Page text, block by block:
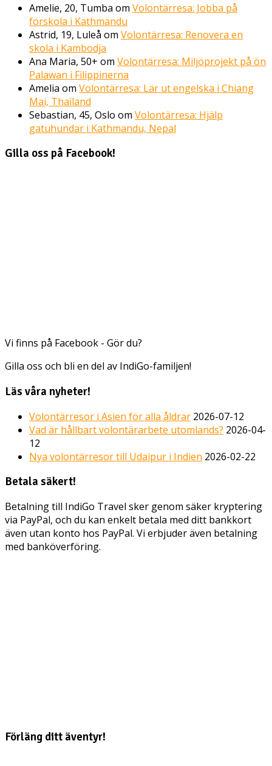
Amelie, 20, Tumba om Volontärresa: Jobba på
förskola i Kathmandu
Astrid, 19, Luleå om Volontärresa: Renovera en
skola i Kambodja
Ana Maria, 50+ om Volontärresa: Miljöprojekt på ön
Palawan i Filippinerna
Amelia om Volontärresa: Lär ut engelska i Chiang
Mai, Thailand
Sebastian, 45, Oslo om Volontärresa: Hjälp
gatuhundar i Kathmandu, Nepal
Gilla oss på Facebook!
Vi finns på Facebook - Gör du?
Gilla oss och bli en del av IndiGo-familjen!
Läs våra nyheter!
Volontärresor i Asien för alla åldrar 2026-07-12
Vad är hållbart volontärarbete utomlands? 2026-04-
12
Nya volontärresor till Udaipur i Indien 2026-02-22
Betala säkert!
Betalning till IndiGo Travel sker genom säker kryptering
via PayPal, och du kan enkelt betala med ditt bankkort
även utan konto hos PayPal. Vi erbjuder även betalning
med banköverföring.
Förläng ditt äventyr!